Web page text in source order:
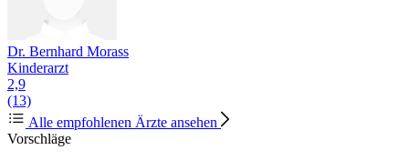
Dr. Bernhard Morass
Kinderarzt
2,9
(13)
Alle empfohlenen Ärzte ansehen
Vorschläge